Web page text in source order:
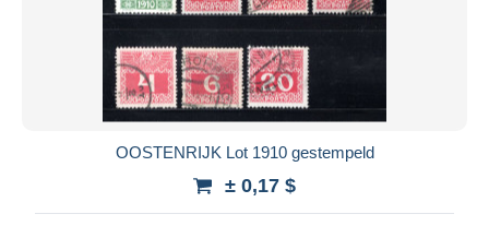
OOSTENRIJK Lot 1910 gestempeld
± 0,17 $